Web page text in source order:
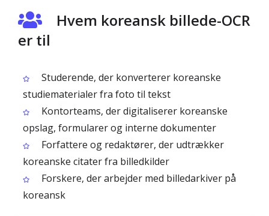
Hvem koreansk billede-OCR
er til
Studerende, der konverterer koreanske
studiematerialer fra foto til tekst
Kontorteams, der digitaliserer koreanske
opslag, formularer og interne dokumenter
Forfattere og redaktører, der udtrækker
koreanske citater fra billedkilder
Forskere, der arbejder med billedarkiver på
koreansk